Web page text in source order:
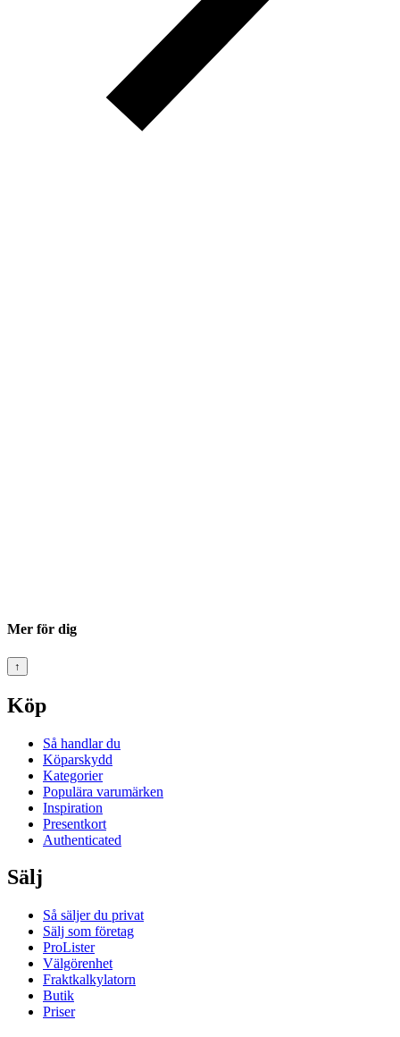
Mer för dig
↑
Köp
Så handlar du
Köparskydd
Kategorier
Populära varumärken
Inspiration
Presentkort
Authenticated
Sälj
Så säljer du privat
Sälj som företag
ProLister
Välgörenhet
Fraktkalkylatorn
Butik
Priser